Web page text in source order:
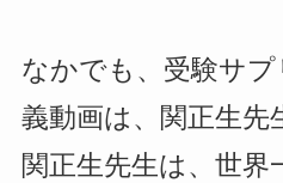
なかでも、受験サ
義動画は、関正生先
関正生先生は、世